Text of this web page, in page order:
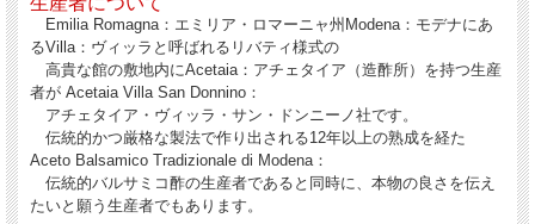
Emilia Romagna：エミリア・ロマーニャ州Modena：モデナにあ
るVilla：ヴィッラと呼ばれるリバティ様式の
高貴な館の敷地内にAcetaia：アチェタイア（造酢所）を持つ生産
者が Acetaia Villa San Donnino：
アチェタイア・ヴィッラ・サン・ドンニーノ社です。
伝統的かつ厳格な製法で作り出される12年以上の熟成を経た
Aceto Balsamico Tradizionale di Modena：
伝統的バルサミコ酢の生産者であると同時に、本物の良さを伝え
たいと願う生産者でもあります。